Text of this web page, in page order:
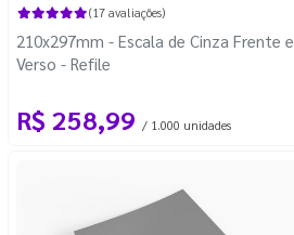
(17 avaliações)
210x297mm - Escala de Cinza Frente e
Verso - Refile
R$ 258,99 / 1.000 unidades